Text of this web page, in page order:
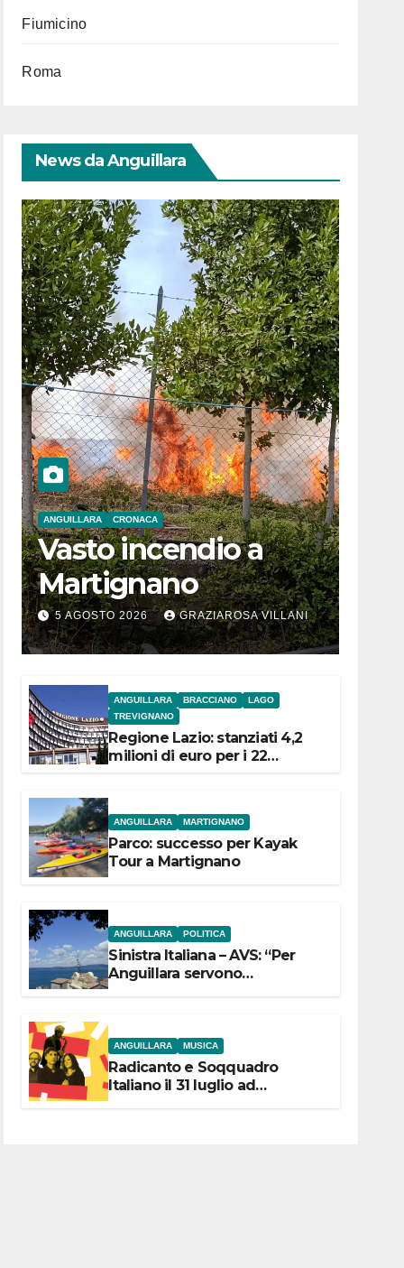
Fiumicino
Roma
News da Anguillara
ANGUILLARA CRONACA
Vasto incendio a
Martignano
5 AGOSTO 2026 GRAZIAROSA VILLANI
ANGUILLARA BRACCIANO
LAGO
TREVIGNANO
Regione Lazio: stanziati 4,2
milioni di euro per i 22
ANGUILLARA MARTIGNANO
Parco: successo per Kayak
Tour a Martignano
ANGUILLARA POLITICA
Sinistra Italiana – AVS: “Per
Anguillara servono
ANGUILLARA MUSICA
Radicanto e Soqquadro
Italiano il 31 luglio ad